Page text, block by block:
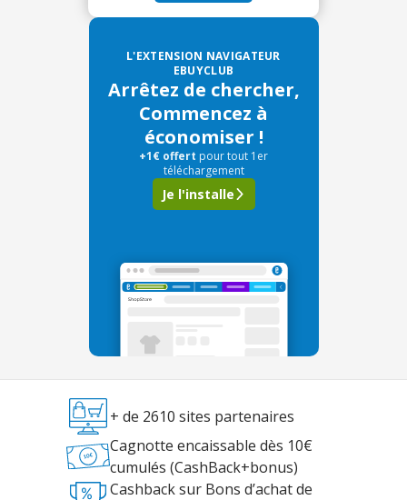
L'EXTENSION NAVIGATEUR
EBUYCLUB
Arrêtez de chercher,
Commencez à
économiser !
+1€ offert pour tout 1er
téléchargement
Je l'installe
+ de 2610 sites partenaires
Cagnotte encaissable dès 10€
cumulés (CashBack+bonus)
Cashback sur Bons d’achat de